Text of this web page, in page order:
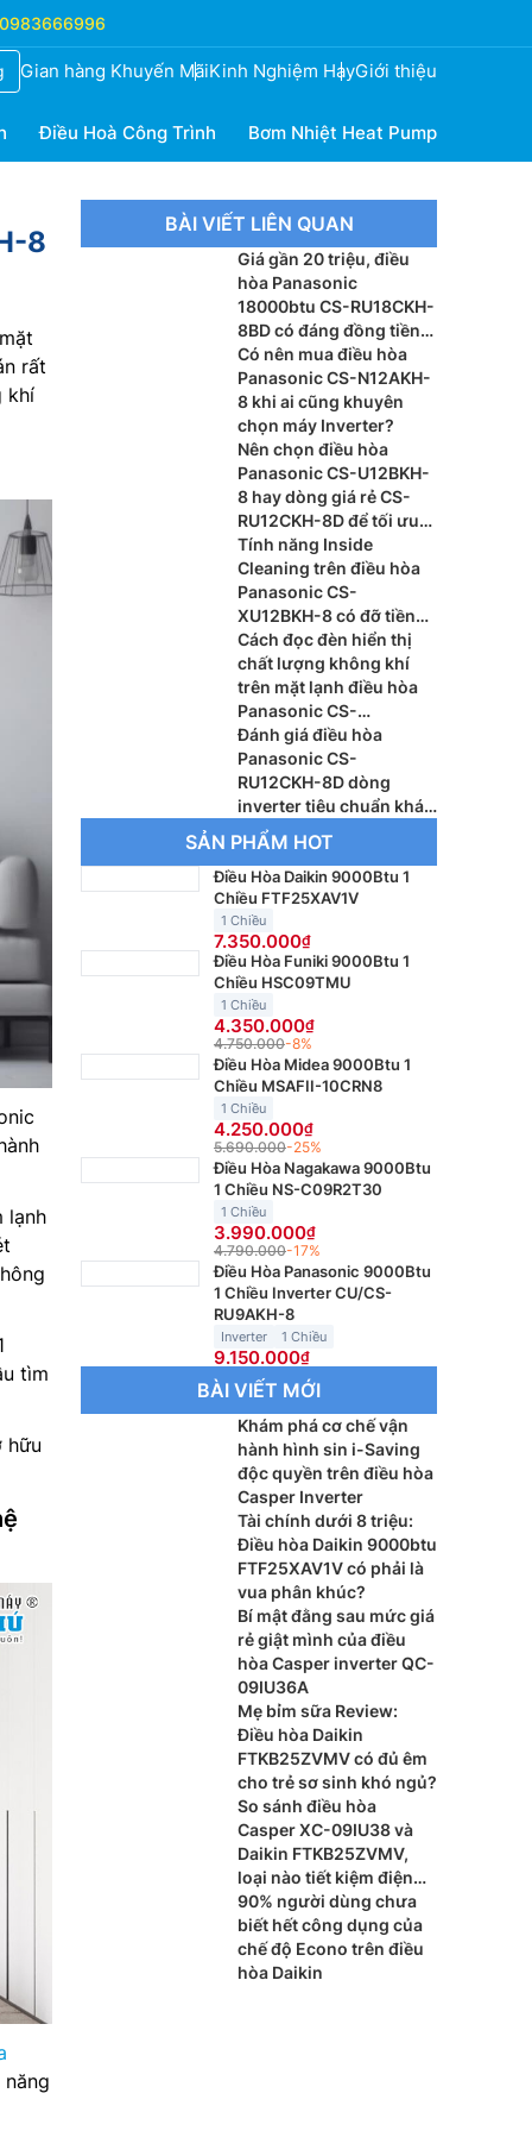
Gian hàng Khuyến MãiKinh Nghiệm HayGiới thiệu
Điều Hoà Công Trình Bơm Nhiệt Heat Pump
8
rất
khí
lạnh
tìm
hữu
BÀI VIẾT LIÊN QUAN
Giá gần 20 triệu, điều
hòa Panasonic
18000btu CS-RU18CKH-
8BD có đáng đồng tiền
bát gạo?
Có nên mua điều hòa
Panasonic CS-N12AKH-
8 khi ai cũng khuyên
chọn máy Inverter?
Nên chọn điều hòa
Panasonic CS-U12BKH-
8 hay dòng giá rẻ CS-
RU12CKH-8D để tối ưu
chi phí?
Tính năng Inside
Cleaning trên điều hòa
Panasonic CS-
XU12BKH-8 có đỡ tiền
thuê thợ vệ sinh?
Cách đọc đèn hiển thị
chất lượng không khí
trên mặt lạnh điều hòa
Panasonic CS-
AU12BKH-8
Đánh giá điều hòa
Panasonic CS-
RU12CKH-8D dòng
inverter tiêu chuẩn khác
gì máy cao cấp?
SẢN PHẨM HOT
Điều Hòa Daikin 9000Btu 1
Chiều FTF25XAV1V
1 Chiều
7.350.000
Điều Hòa Funiki 9000Btu 1
Chiều HSC09TMU
1 Chiều
4.350.000
4.750.000-8%
Điều Hòa Midea 9000Btu 1
Chiều MSAFII-10CRN8
1 Chiều
4.250.000
5.690.000-25%
Điều Hòa Nagakawa 9000Btu
1 Chiều NS-C09R2T30
1 Chiều
3.990.000
4.790.000-17%
Điều Hòa Panasonic 9000Btu
1 Chiều Inverter CU/CS-
RU9AKH-8
Inverter 1 Chiều
9.150.000
BÀI VIẾT MỚI
Khám phá cơ chế vận
hành hình sin i-Saving
độc quyền trên điều hòa
Casper Inverter
Tài chính dưới 8 triệu:
Điều hòa Daikin 9000btu
FTF25XAV1V có phải là
vua phân khúc?
Bí mật đằng sau mức giá
rẻ giật mình của điều
hòa Casper inverter QC-
09IU36A
Mẹ bỉm sữa Review:
Điều hòa Daikin
FTKB25ZVMV có đủ êm
cho trẻ sơ sinh khó ngủ?
So sánh điều hòa
Casper XC-09IU38 và
Daikin FTKB25ZVMV,
loại nào tiết kiệm điện
tốt hơn?
90% người dùng chưa
biết hết công dụng của
chế độ Econo trên điều
hòa Daikin